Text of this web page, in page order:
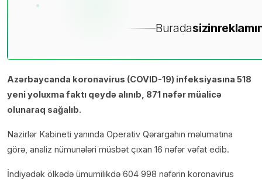
Buradasizin
Azərbaycanda koronavirus (COVID-19) infeksiyasına 518
yeni yoluxma faktı qeydə alınıb, 871 nəfər müalicə
olunaraq sağalıb.
Nazirlər Kabineti yanında Operativ Qərargahın məlumatına
görə, analiz nümunələri müsbət çıxan 16 nəfər vəfat edib.
İndiyədək ölkədə ümumilikdə 604 998 nəfərin koronavirus